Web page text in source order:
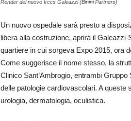
Render del nuovo Irccs Galeazzi (Binini Partners)
Un nuovo ospedale sarà presto a
libera alla costruzione, aprirà il Galeazzi-
quartiere in cui sorgeva Expo 2015, ora
Come suggerisce il nome stesso, la
Clinico Sant’Ambrogio, entrambi
delle patologie cardiovascolari. A queste
urologia, dermatologia, oculistica.